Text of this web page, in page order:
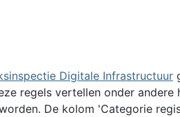
Digitale Infrastructuur
regels vertellen onder
De kolom 'Categorie